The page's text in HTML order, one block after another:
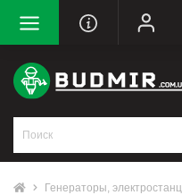
Генераторы,